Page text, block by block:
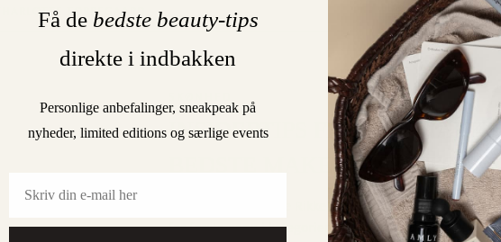
CHARLOTTE TORPEGAARD 0
INSIDERTIPS FRA DANMARKS
BEDSTE MAKEUPARTISTER #3
Og så er der dygtige Rikke Dengsø, som var nomineret
for første gang i kategorien Årets Makeupartist. Rikke…
Få de bedste beauty-tips
direkte i indbakken
Personlige anbefalinger, sneakpeak på
nyheder, limited editions og særlige events